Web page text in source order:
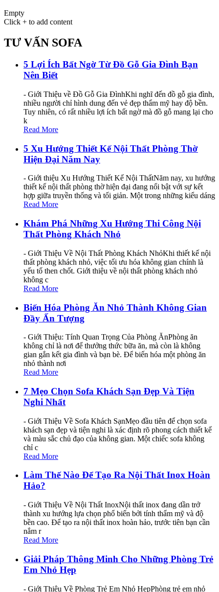
Empty
Click + to add content
TƯ VẤN SOFA
5 Lợi Ích Bất Ngờ Từ Đồ Gỗ Gia Đình Bạn
Nên Biết
- Giới Thiệu về Đồ Gỗ Gia ĐìnhKhi nghĩ đến đồ gỗ gia đình,
nhiều người chỉ hình dung đến vẻ đẹp thẩm mỹ hay độ bền.
Tuy nhiên, có rất nhiều lợi ích bất ngờ mà đồ gỗ mang lại cho
k
Read More
5 Xu Hướng Thiết Kế Nội Thất Phòng Thờ
Hiện Đại Năm Nay
- Giới thiệu Xu Hướng Thiết Kế Nội ThấtNăm nay, xu hướng
thiết kế nội thất phòng thờ hiện đại đang nổi bật với sự kết
hợp giữa truyền thống và tối giản. Một trong những kiểu dáng
Read More
Khám Phá Những Xu Hướng Thi Công Nội
Thất Phòng Khách Nhỏ
- Giới Thiệu Về Nội Thất Phòng Khách NhỏKhi thiết kế nội
thất phòng khách nhỏ, việc tối ưu hóa không gian chính là
yếu tố then chốt. Giới thiệu về nội thất phòng khách nhỏ
không c
Read More
Biến Hóa Phòng Ăn Nhỏ Thành Không Gian
Đầy Ấn Tượng
- Giới Thiệu: Tính Quan Trọng Của Phòng ĂnPhòng ăn
không chỉ là nơi để thưởng thức bữa ăn, mà còn là không
gian gắn kết gia đình và bạn bè. Để biến hóa một phòng ăn
nhỏ thành nơi
Read More
7 Mẹo Chọn Sofa Khách Sạn Đẹp Và Tiện
Nghi Nhất
- Giới Thiệu Về Sofa Khách SạnMẹo đầu tiên để chọn sofa
khách sạn đẹp và tiện nghi là xác định rõ phong cách thiết kế
và màu sắc chủ đạo của không gian. Một chiếc sofa không
chỉ c
Read More
Làm Thế Nào Để Tạo Ra Nội Thất Inox Hoàn
Hảo?
- Giới Thiệu Về Nội Thất InoxNội thất inox đang dần trở
thành xu hướng lựa chọn phổ biến bởi tính thẩm mỹ và độ
bền cao. Để tạo ra nội thất inox hoàn hảo, trước tiên bạn cần
nắm r
Read More
Giải Pháp Thông Minh Cho Những Phòng Trẻ
Em Nhỏ Hẹp
- Giới Thiệu Về Phòng Trẻ Em Nhỏ HẹpPhòng trẻ em nhỏ